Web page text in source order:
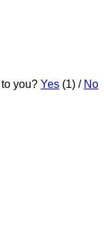
you? Yes (1) / No